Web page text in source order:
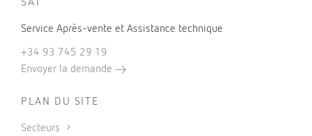
SAT
Service Après-vente et Assistance technique
+34 93 745 29 19
Envoyer la demande
PLAN DU SITE
Secteurs